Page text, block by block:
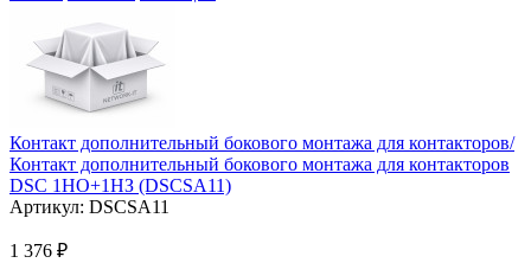
Контакт дополнительный бокового монтажа для контакторов/
Контакт дополнительный бокового монтажа для контакторов
DSC 1НО+1НЗ (DSCSA11)
Артикул: DSCSA11
1 376 ₽